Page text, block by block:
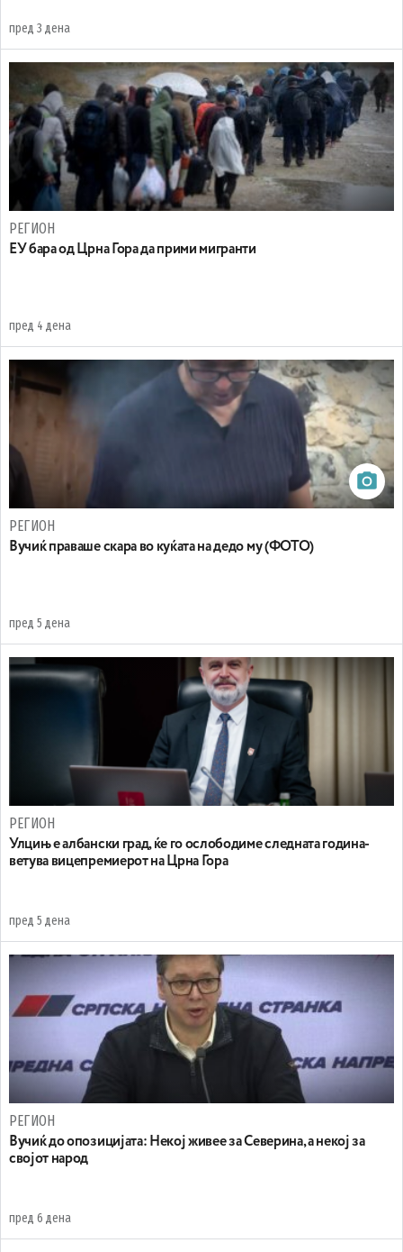
пред 3 дена
РЕГИОН
EУ бара од Црна Гора да прими мигранти
пред 4 дена
РЕГИОН
Вучиќ праваше скара во куќата на дедо му (ФОТО)
пред 5 дена
РЕГИОН
Улцињ е албански град, ќе го ослободиме следната година-
ветува вицепремиерот на Црна Гора
пред 5 дена
РЕГИОН
Вучиќ до опозицијата: Некој живее за Северина, а некој за
својот народ
пред 6 дена